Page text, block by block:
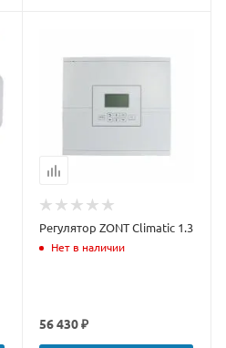
Регулятор ZONT Climatic 1.3
Нет в наличии
56 430 ₽